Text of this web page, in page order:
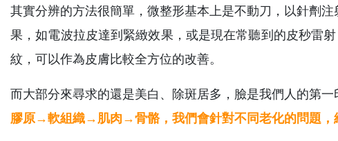
其實分辨的方法很簡單，微整形基本上是不動刀，以針劑
果，如電波拉皮達到緊緻效果，或是現在常聽到的皮秒雷
紋，可以作為皮膚比較全方位的改善。
而大部分來尋求的還是美白、除斑居多，臉是我們人的第
膠原→軟組織→肌肉→骨骼，我們會針對不同老化的問題，